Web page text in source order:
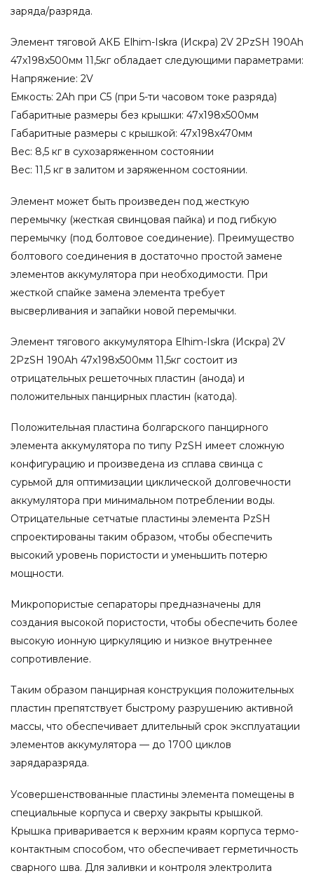
заряда/разряда.
Элемент тяговой АКБ Elhim-Iskra (Искра) 2V 2PzSH 190Ah
47x198x500мм 11,5кг обладает следующими параметрами:
Напряжение: 2V
Емкость: 2Ah при С5 (при 5-ти часовом токе разряда)
Габаритные размеры без крышки: 47x198x500мм
Габаритные размеры с крышкой: 47x198x470мм
Вес: 8,5 кг в сухозаряженном состоянии
Вес: 11,5 кг в залитом и заряженном состоянии.
Элемент может быть произведен под жесткую
перемычку (жесткая свинцовая пайка) и под гибкую
перемычку (под болтовое соединение). Преимущество
болтового соединения в достаточно простой замене
элементов аккумулятора при необходимости. При
жесткой спайке замена элемента требует
высверливания и запайки новой перемычки.
Элемент тягового аккумулятора Elhim-Iskra (Искра) 2V
2PzSH 190Ah 47x198x500мм 11,5кг состоит из
отрицательных решеточных пластин (анода) и
положительных панцирных пластин (катода).
Положительная пластина болгарского панцирного
элемента аккумулятора по типу PzSH имеет сложную
конфигурацию и произведена из сплава свинца с
сурьмой для оптимизации циклической долговечности
аккумулятора при минимальном потреблении воды.
Отрицательные сетчатые пластины элемента PzSH
спроектированы таким образом, чтобы обеспечить
высокий уровень пористости и уменьшить потерю
мощности.
Микропористые сепараторы предназначены для
создания высокой пористости, чтобы обеспечить более
высокую ионную циркуляцию и низкое внутреннее
сопротивление.
Таким образом панцирная конструкция положительных
пластин препятствует быстрому разрушению активной
массы, что обеспечивает длительный срок эксплуатации
элементов аккумулятора — до 1700 циклов
зарядаразряда.
Усовершенствованные пластины элемента помещены в
специальные корпуса и сверху закрыты крышкой.
Крышка приваривается к верхним краям корпуса термо-
контактным способом, что обеспечивает герметичность
сварного шва. Для заливки и контроля электролита